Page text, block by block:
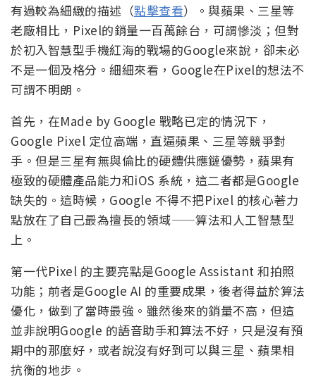
有過較為細緻的描述（點擊查看）。與蘋果、三星等
老廠相比，Pixel的銷量一百萬餘台，可謂慘淡；但對
於初入智慧型手機紅海的戰場的Google來說，卻未必
不是一個及格分。細細來看，Google在Pixel的想法不
可謂不明朗。
首先，在Made by Google 戰略已定的情況下，
Google Pixel 定位高端，直逼蘋果、三星等競爭對
手。但是三星有無與倫比的硬體供應鏈優勢，蘋果有
極致的硬體產品能力和iOS 系統，這二者都是Google
缺失的。這時候，Google 不得不把Pixel 的核心著力
點放在了自己最為擅長的領域——算法和人工智慧型
上。
第一代Pixel 的主要亮點是Google Assistant 和拍照
功能；前者是Google AI 的重要成果，後者得益於算法
優化，做到了當時最強。雖然後來的銷量不高，但這
並非說明Google 的語音助手和算法不好，只是沒有預
期中的那麼好，或者說沒有好到可以與三星、蘋果相
抗衡的地步。